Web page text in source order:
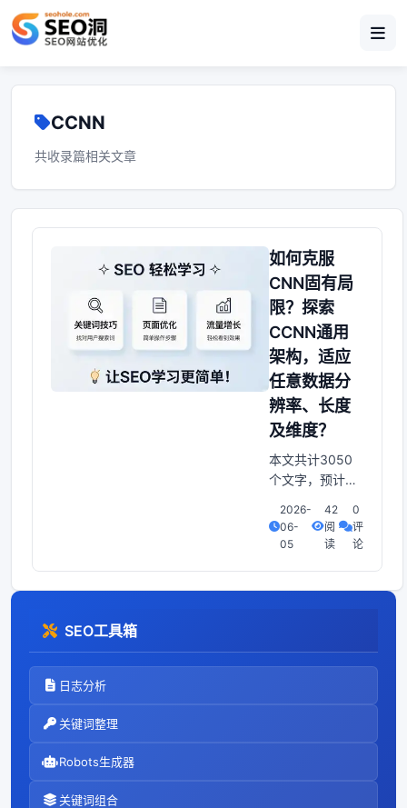
CCNN
共收录篇相关文章
如何克服
CNN固有局
限？探索
CCNN通用
架构，适应
任意数据分
辨率、长度
及维度？
本文共计3050
个文字，预计阅
钟。点击下方卡
片，关注CVer公
2026-
06-
05
42
阅
读
0
评
论
SEO工具箱
日志分析
关键词整理
Robots生成器
关键词组合